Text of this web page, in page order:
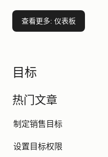
查看更多: 仪表板
目标
热门文章
制定销售目标
设置目标权限